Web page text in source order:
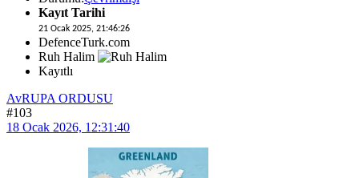
Kayıt Tarihi
21 Ocak 2025, 21:46:26
DefenceTurk.com
Ruh Halim
Kayıtlı
AvRUPA ORDUSU
#103
18 Ocak 2026, 12:31:40